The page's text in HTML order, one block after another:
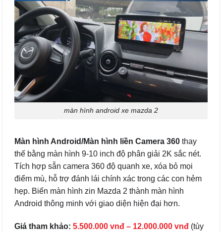
màn hình android xe mazda 2
Màn hình Android/Màn hình liền Camera 360 thay
thế bằng màn hình 9-10 inch độ phân giải 2K sắc nét.
Tích hợp sẵn camera 360 độ quanh xe, xóa bỏ mọi
điểm mù, hỗ trợ đánh lái chính xác trong các con hẻm
hẹp. Biến màn hình zin Mazda 2 thành màn hình
Android thông minh với giao diện hiện đại hơn.
Giá tham khảo: 5.500.000 vnđ – 12.000.000 vnđ (tùy